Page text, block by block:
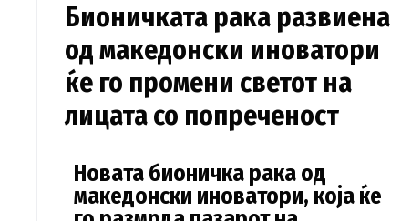
Бионичката рака развиена
од македонски иноватори
ќе го промени светот на
лицата со попреченост
Новата бионичка рака од
македонски иноватори, која ќе